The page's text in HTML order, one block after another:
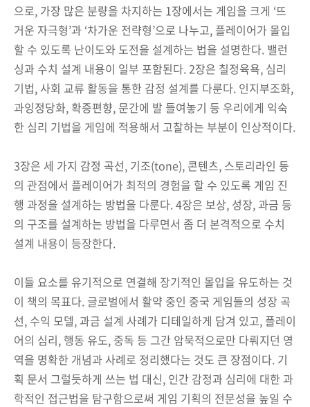
으로, 가장 많은 분량을 차지하는 1장에서는 게임을 크게 ‘뜨
거운 자극형’과 ‘차가운 전략형’으로 나누고, 플레이어가 몰입
할 수 있도록 난이도와 도전을 설계하는 법을 설명한다. 밸런
싱과 수치 설계 내용이 일부 포함된다. 2장은 칠정육욕, 심리
기법, 사회 교류 활동을 통한 감정 설계를 다룬다. 인지부조화,
과잉정당화, 확증편향, 문간에 발 들여놓기 등 우리에게 익숙
한 심리 기법을 게임에 적용해서 고찰하는 부분이 인상적이다.
3장은 세 가지 감정 곡선, 기조(tone), 콘텐츠, 스토리라인 등
의 관점에서 플레이어가 최적의 경험을 할 수 있도록 게임 진
행 과정을 설계하는 방법을 다룬다. 4장은 보상, 성장, 과금 등
의 구조를 설계하는 방법을 다루면서 좀 더 본격적으로 수치
설계 내용이 등장한다.
이들 요소를 유기적으로 연결해 장기적인 몰입을 유도하는 것
이 책의 목표다. 글로벌에서 활약 중인 중국 게임들의 성장 곡
선, 수익 모델, 과금 설계 사례가 디테일하게 담겨 있고, 플레이
어의 심리, 행동 유도, 중독 등 그간 암묵적으로만 다뤄지던 영
역을 명확한 개념과 사례로 정리했다는 것도 큰 장점이다. 기
획 문서 그럴듯하게 쓰는 법 대신, 인간 감정과 심리에 대한 과
학적인 접근법을 탐구함으로써 게임 기획의 전문성을 높일 수